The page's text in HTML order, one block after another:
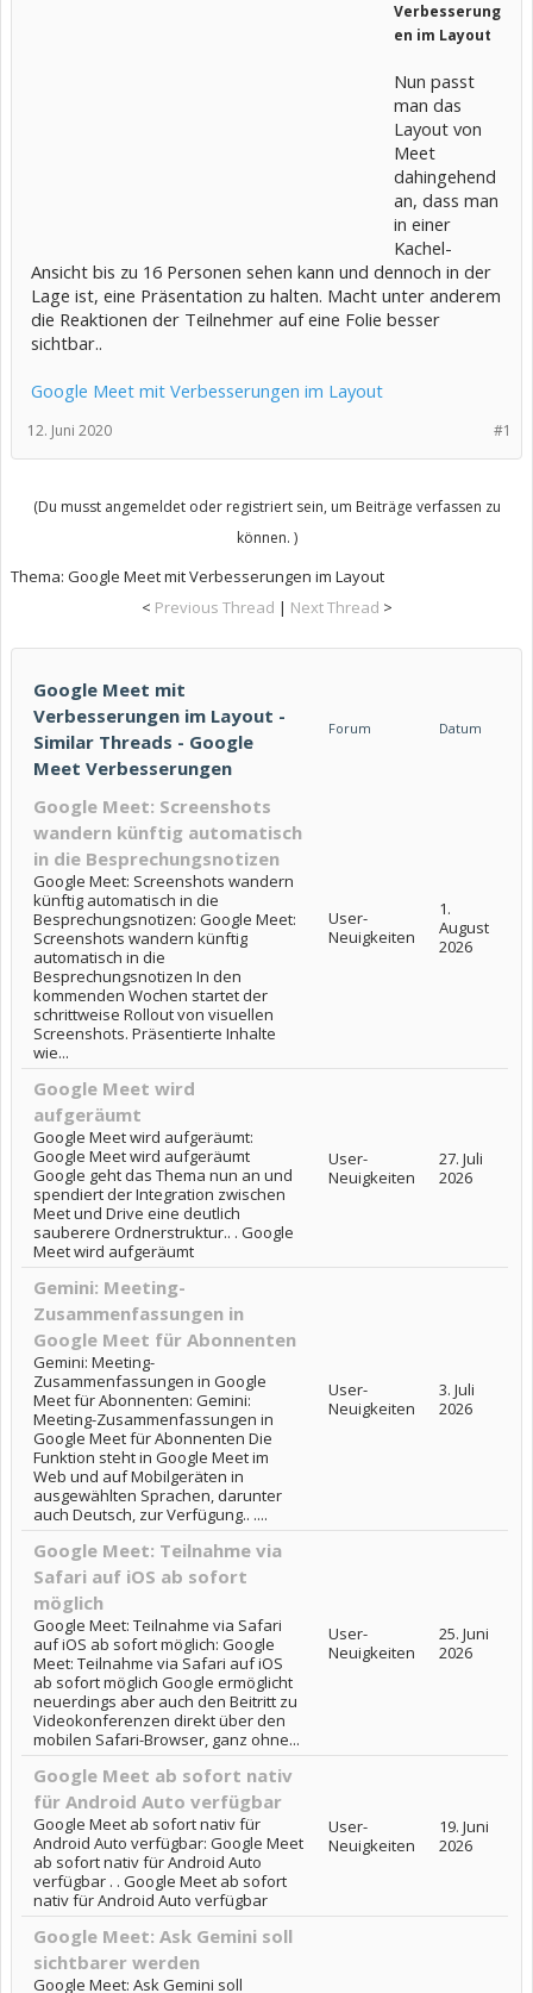
Verbesserung
en im Layout
Nun passt
man das
Layout von
Meet
dahingehend
an, dass man
in einer
Kachel-
Ansicht bis zu 16 Personen sehen kann und dennoch in der
Lage ist, eine Präsentation zu halten. Macht unter anderem
die Reaktionen der Teilnehmer auf eine Folie besser
sichtbar..
Google Meet mit Verbesserungen im Layout
#1
12. Juni 2020
(Du musst angemeldet oder registriert sein, um Beiträge verfassen zu
können. )
Thema: Google Meet mit Verbesserungen im Layout
< Previous Thread | Next Thread >
Google Meet mit
Verbesserungen im Layout -
Similar Threads - Google
Meet Verbesserungen
Forum Datum
Google Meet: Screenshots
wandern künftig automatisch
in die Besprechungsnotizen
Google Meet: Screenshots wandern
künftig automatisch in die
Besprechungsnotizen: Google Meet:
Screenshots wandern künftig
automatisch in die
Besprechungsnotizen In den
kommenden Wochen startet der
schrittweise Rollout von visuellen
Screenshots. Präsentierte Inhalte
wie...
User-
Neuigkeiten
1.
August
2026
Google Meet wird
aufgeräumt
Google Meet wird aufgeräumt:
Google Meet wird aufgeräumt
Google geht das Thema nun an und
spendiert der Integration zwischen
Meet und Drive eine deutlich
sauberere Ordnerstruktur.. . Google
Meet wird aufgeräumt
User-
Neuigkeiten
27. Juli
2026
Gemini: Meeting-
Zusammenfassungen in
Google Meet für Abonnenten
Gemini: Meeting-
Zusammenfassungen in Google
Meet für Abonnenten: Gemini:
Meeting-Zusammenfassungen in
Google Meet für Abonnenten Die
Funktion steht in Google Meet im
Web und auf Mobilgeräten in
ausgewählten Sprachen, darunter
auch Deutsch, zur Verfügung.. ....
User-
Neuigkeiten
3. Juli
2026
Google Meet: Teilnahme via
Safari auf iOS ab sofort
möglich
Google Meet: Teilnahme via Safari
auf iOS ab sofort möglich: Google
Meet: Teilnahme via Safari auf iOS
ab sofort möglich Google ermöglicht
neuerdings aber auch den Beitritt zu
Videokonferenzen direkt über den
mobilen Safari-Browser, ganz ohne...
User-
Neuigkeiten
25. Juni
2026
Google Meet ab sofort nativ
für Android Auto verfügbar
Google Meet ab sofort nativ für
Android Auto verfügbar: Google Meet
ab sofort nativ für Android Auto
verfügbar . . Google Meet ab sofort
nativ für Android Auto verfügbar
User-
Neuigkeiten
19. Juni
2026
Google Meet: Ask Gemini soll
sichtbarer werden
Google Meet: Ask Gemini soll